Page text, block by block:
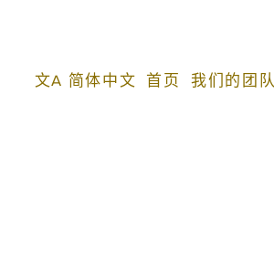
文A 简体中文 首页 我们的团队